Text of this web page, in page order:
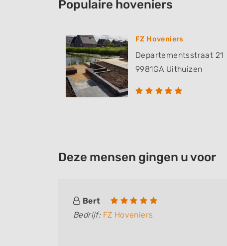
Populaire hoveniers
FZ Hoveniers
Departementsstraat 21
9981GA Uithuizen
Deze mensen gingen u voor
Bert
Bedrijf: FZ Hoveniers